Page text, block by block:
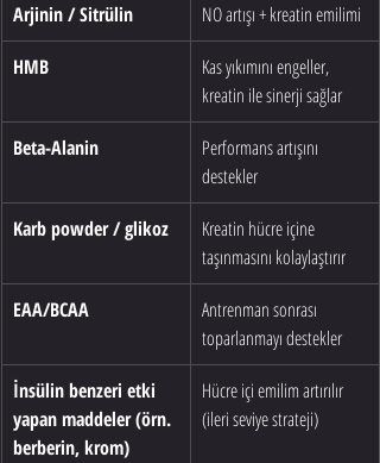
Arjinin / Sitrülin
NO artışı + kreatin emilimi
HMB
Kas yıkımını engeller,
kreatin ile sinerji sağlar
Beta-Alanin
Performans artışını
destekler
Karb powder / glikoz
Kreatin hücre içine
taşınmasını kolaylaştırır
EAA/BCAA
Antrenman sonrası
toparlanmayı destekler
İnsülin benzeri etki
yapan maddeler (örn.
berberin, krom)
Hücre içi emilim artırılır
(ileri seviye strateji)